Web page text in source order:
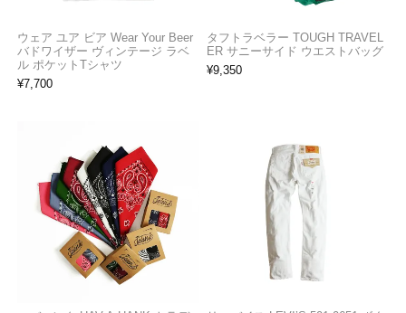
ウェア ユア ビア Wear Your Beer
バドワイザー ヴィンテージ ラベ
ル ポケットTシャツ
¥7,700
タフトラベラー TOUGH TRAVEL
ER サニーサイド ウエストバッグ
¥9,350